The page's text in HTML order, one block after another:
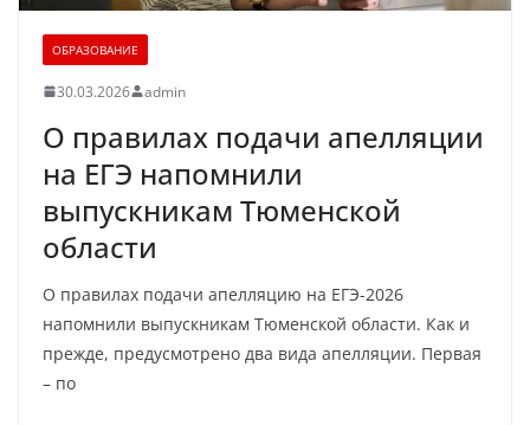
ОБРАЗОВАНИЕ
30.03.2026 admin
О правилах подачи апелляции
на ЕГЭ напомнили
выпускникам Тюменской
области
О правилах подачи апелляцию на ЕГЭ-2026
напомнили выпускникам Тюменской области. Как и
прежде, предусмотрено два вида апелляции. Первая
– по